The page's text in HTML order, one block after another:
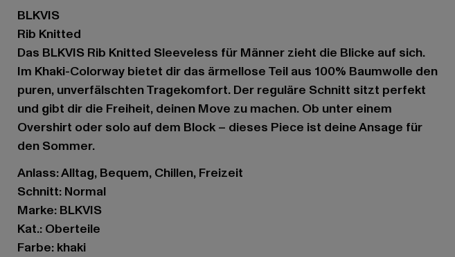
BLKVIS
Rib Knitted
Das BLKVIS Rib Knitted Sleeveless für Männer zieht die Blicke auf sich.
Im Khaki-Colorway bietet dir das ärmellose Teil aus 100% Baumwolle den
puren, unverfälschten Tragekomfort. Der reguläre Schnitt sitzt perfekt
und gibt dir die Freiheit, deinen Move zu machen. Ob unter einem
Overshirt oder solo auf dem Block – dieses Piece ist deine Ansage für
den Sommer.
Anlass: Alltag, Bequem, Chillen, Freizeit
Schnitt: Normal
Marke: BLKVIS
Kat.: Oberteile
Farbe: khaki